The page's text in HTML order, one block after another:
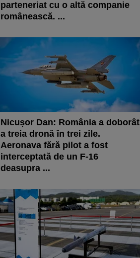
parteneriat cu o altă companie
românească. ...
Nicușor Dan: România a doborât
a treia dronă în trei zile.
Aeronava fără pilot a fost
interceptată de un F-16
deasupra ...